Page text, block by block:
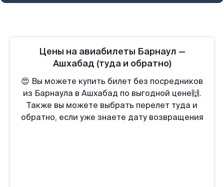
Цены на авиабилеты Барнаул —
Ашхабад (туда и обратно)
😍 Вы можете купить билет без посредников
из Барнаула в Ашхабад по выгодной цене🙌.
Также вы можете выбрать перелет туда и
обратно, если уже знаете дату возвращения